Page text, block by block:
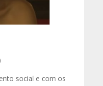
social e com os